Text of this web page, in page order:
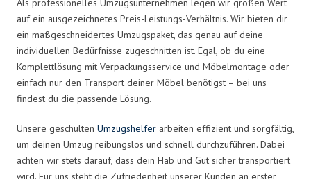
Als professionelles Umzugsunternehmen legen wir großen Wert
auf ein ausgezeichnetes Preis-Leistungs-Verhältnis. Wir bieten dir
ein maßgeschneidertes Umzugspaket, das genau auf deine
individuellen Bedürfnisse zugeschnitten ist. Egal, ob du eine
Komplettlösung mit Verpackungsservice und Möbelmontage oder
einfach nur den Transport deiner Möbel benötigst – bei uns
findest du die passende Lösung.
Unsere geschulten Umzugshelfer arbeiten effizient und sorgfältig,
um deinen Umzug reibungslos und schnell durchzuführen. Dabei
achten wir stets darauf, dass dein Hab und Gut sicher transportiert
wird. Für uns steht die Zufriedenheit unserer Kunden an erster